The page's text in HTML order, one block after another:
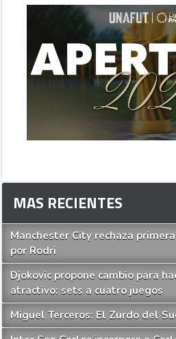
MAS RECIENTES
Manchester City rechaza
por Rodri
Djokovic propone cambio para
atractivo: sets a cuatro juegos
Miguel Terceros: El Zurdo del